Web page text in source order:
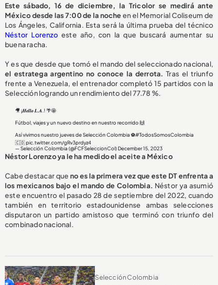
Este sábado, 16 de diciembre, la Tricolor se medirá ante
México desde las 7:00 de la noche en el Memorial Coliseum de
Los Ángeles, California. Esta será la última prueba del técnico
Néstor Lorenzoeste año, con la que buscará aumentar su
buena racha.
Y es que desde que tomó el mando del seleccionado nacional,
el estratega argentino no conoce la derrota.Tras el triunfo
frente a Venezuela, el entrenador completó 15 partidos con la
Selección logrando un rendimiento del 77.78 %.
🎥 ¡𝑯𝒆𝒍𝒍𝒐 𝑳.𝑨.! 🌴🤩
Fútbol, viajes y un nuevo destino en nuestro recorrido 🙌
Así vivimos nuestro jueves de Selección Colombia ⚽️#TodosSomosColombia
🇨🇴pic.twitter.com/gRv3prdyz4
— Selección Colombia (@FCFSeleccionCol)December 15, 2023
Néstor Lorenzo ya le ha medido el aceite a México
Cabe destacar que no es la primera vez que este DT enfrenta a
los mexicanos bajo el mando de Colombia. Néstor ya asumió
este encuentro el pasado 28 de septiembre del 2022, cuando
también en territorio estadounidense ambas selecciones
disputaron un partido amistoso que terminó con triunfo del
combinado nacional.
Selección Colombia